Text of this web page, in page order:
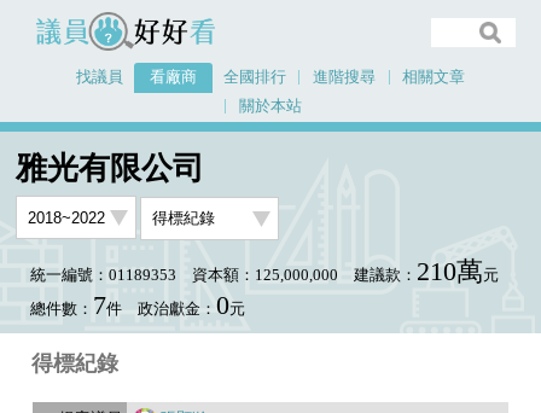
議員好好看
找議員 看廠商 全國排行 進階搜尋
相關文章
關於本站
雅光有限公司
統一編號：01189353 資本額：125,000,000 建議款： 210萬元
總件數： 7件 政治獻金： 0元
得標紀錄